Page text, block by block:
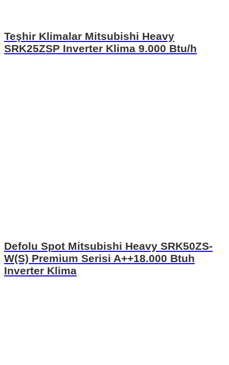
Teşhir Klimalar Mitsubishi Heavy
SRK25ZSP Inverter Klima 9.000 Btu/h
Defolu Spot Mitsubishi Heavy SRK50ZS-
W(S) Premium Serisi A++18.000 Btuh
Inverter Klima